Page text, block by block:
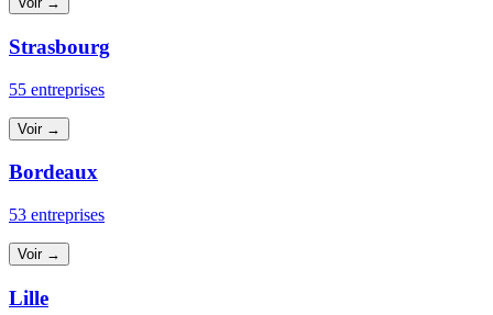
Strasbourg
55 entreprises
Voir →
Bordeaux
53 entreprises
Voir →
Lille